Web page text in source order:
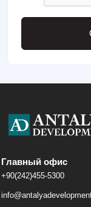
Главный офис
+90(242)455-5300